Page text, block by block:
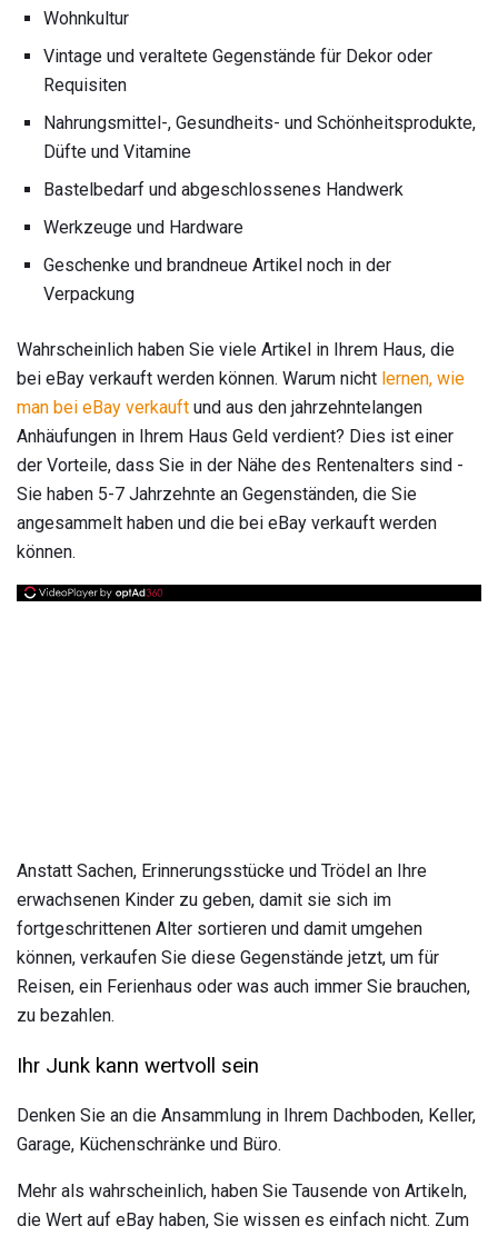
Wohnkultur
Vintage und veraltete Gegenstände für Dekor oder
Requisiten
Nahrungsmittel-, Gesundheits- und Schönheitsprodukte,
Düfte und Vitamine
Bastelbedarf und abgeschlossenes Handwerk
Werkzeuge und Hardware
Geschenke und brandneue Artikel noch in der
Verpackung
Wahrscheinlich haben Sie viele Artikel in Ihrem Haus, die
bei eBay verkauft werden können. Warum nicht lernen, wie
man bei eBay verkauft und aus den jahrzehntelangen
Anhäufungen in Ihrem Haus Geld verdient? Dies ist einer
der Vorteile, dass Sie in der Nähe des Rentenalters sind -
Sie haben 5-7 Jahrzehnte an Gegenständen, die Sie
angesammelt haben und die bei eBay verkauft werden
können.
Anstatt Sachen, Erinnerungsstücke und Trödel an Ihre
erwachsenen Kinder zu geben, damit sie sich im
fortgeschrittenen Alter sortieren und damit umgehen
können, verkaufen Sie diese Gegenstände jetzt, um für
Reisen, ein Ferienhaus oder was auch immer Sie brauchen,
zu bezahlen.
Ihr Junk kann wertvoll sein
Denken Sie an die Ansammlung in Ihrem Dachboden, Keller,
Garage, Küchenschränke und Büro.
Mehr als wahrscheinlich, haben Sie Tausende von Artikeln,
die Wert auf eBay haben, Sie wissen es einfach nicht. Zum